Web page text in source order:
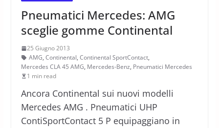
Pneumatici Mercedes: AMG
sceglie gomme Continental
25 Giugno 2013
AMG, Continental, Continental SportContact,
Mercedes CLA 45 AMG, Mercedes-Benz, Pneumatici Mercedes
1 min read
Ancora Continental sui nuovi modelli
Mercedes AMG . Pneumatici UHP
ContiSportContact 5 P equipaggiano in